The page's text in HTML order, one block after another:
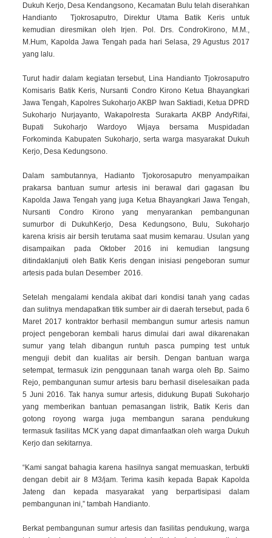
Dukuh Kerjo, Desa Kendangsono, Kecamatan Bulu telah diserahkan
Handianto Tjokrosaputro, Direktur Utama Batik Keris untuk
kemudian diresmikan oleh Irjen. Pol. Drs. CondroKirono, M.M.,
M.Hum, Kapolda Jawa Tengah pada hari Selasa, 29 Agustus 2017
yang lalu.
Turut hadir dalam kegiatan tersebut, Lina Handianto Tjokrosaputro
Komisaris Batik Keris, Nursanti Condro Kirono Ketua Bhayangkari
Jawa Tengah, Kapolres Sukoharjo AKBP Iwan Saktiadi, Ketua DPRD
Sukoharjo Nurjayanto, Wakapolresta Surakarta AKBP AndyRifai,
Bupati Sukoharjo Wardoyo Wijaya bersama Muspidadan
Forkominda Kabupaten Sukoharjo, serta warga masyarakat Dukuh
Kerjo, Desa Kedungsono.
Dalam sambutannya, Hadianto Tjokorosaputro menyampaikan
prakarsa bantuan sumur artesis ini berawal dari gagasan Ibu
Kapolda Jawa Tengah yang juga Ketua Bhayangkari Jawa Tengah,
Nursanti Condro Kirono yang menyarankan pembangunan
sumurbor di DukuhKerjo, Desa Kedungsono, Bulu, Sukoharjo
karena krisis air bersih terutama saat musim kemarau. Usulan yang
disampaikan pada Oktober 2016 ini kemudian langsung
ditindaklanjuti oleh Batik Keris dengan inisiasi pengeboran sumur
artesis pada bulan Desember 2016.
Setelah mengalami kendala akibat dari kondisi tanah yang cadas
dan sulitnya mendapatkan titik sumber air di daerah tersebut, pada 6
Maret 2017 kontraktor berhasil membangun sumur artesis namun
project pengeboran kembali harus dimulai dari awal dikarenakan
sumur yang telah dibangun runtuh pasca pumping test untuk
menguji debit dan kualitas air bersih. Dengan bantuan warga
setempat, termasuk izin penggunaan tanah warga oleh Bp. Saimo
Rejo, pembangunan sumur artesis baru berhasil diselesaikan pada
5 Juni 2016. Tak hanya sumur artesis, didukung Bupati Sukoharjo
yang memberikan bantuan pemasangan listrik, Batik Keris dan
gotong royong warga juga membangun sarana pendukung
termasuk fasilitas MCK yang dapat dimanfaatkan oleh warga Dukuh
Kerjo dan sekitarnya.
“Kami sangat bahagia karena hasilnya sangat memuaskan, terbukti
dengan debit air 8 M3/jam. Terima kasih kepada Bapak Kapolda
Jateng dan kepada masyarakat yang berpartisipasi dalam
pembangunan ini,” tambah Handianto.
Berkat pembangunan sumur artesis dan fasilitas pendukung, warga